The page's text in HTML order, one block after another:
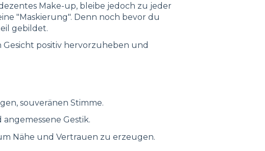
Make-up, bleibe jedoch zu jeder
"Maskierung". Denn noch bevor du
gebildet.
Gesicht positiv hervorzuheben und
souveränen Stimme.
Gestik.
Nähe und Vertrauen zu erzeugen.